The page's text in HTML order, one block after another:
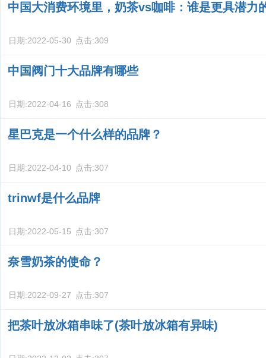
中国大消费环境里，奶茶vs咖啡：谁是更具潜力
日期:2022-05-30 点击:309
中国阀门十大品牌有哪些
日期:2022-04-16 点击:308
星巴克是一个什么样的品牌？
日期:2022-04-10 点击:307
trinwf是什么品牌
日期:2022-05-15 点击:307
奈雪奶茶的使命？
日期:2022-09-27 点击:307
把茶叶放冰箱串味了(茶叶放冰箱有异味)